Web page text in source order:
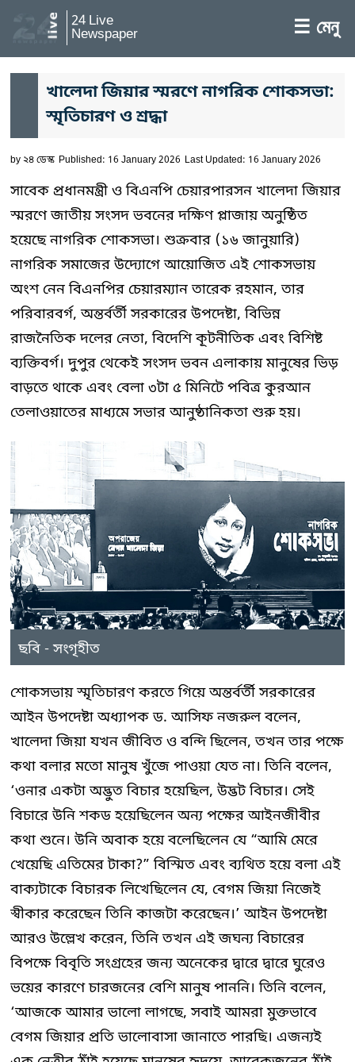
24 Live
Newspaper ☰ মেনু
খালেদা জিয়ার স্মরণে নাগরিক শোকসভা:
স্মৃতিচারণ ও শ্রদ্ধা
by২৪ ডেস্ক Published: 16 January 2026 Last Updated: 16 January 2026
সাবেক প্রধানমন্ত্রী ও বিএনপি চেয়ারপারসন খালেদা জিয়ার
স্মরণে জাতীয় সংসদ ভবনের দক্ষিণ প্লাজায় অনুষ্ঠিত
হয়েছে নাগরিক শোকসভা। শুক্রবার (১৬ জানুয়ারি)
নাগরিক সমাজের উদ্যোগে আয়োজিত এই শোকসভায়
অংশ নেন বিএনপির চেয়ারম্যান তারেক রহমান, তার
পরিবারবর্গ, অন্তর্বর্তী সরকারের উপদেষ্টা, বিভিন্ন
রাজনৈতিক দলের নেতা, বিদেশি কূটনীতিক এবং বিশিষ্ট
ব্যক্তিবর্গ। দুপুর থেকেই সংসদ ভবন এলাকায় মানুষের ভিড়
বাড়তে থাকে এবং বেলা ৩টা ৫ মিনিটে পবিত্র কুরআন
তেলাওয়াতের মাধ্যমে সভার আনুষ্ঠানিকতা শুরু হয়।
ছবি - সংগৃহীত
শোকসভায় স্মৃতিচারণ করতে গিয়ে অন্তর্বর্তী সরকারের
আইন উপদেষ্টা অধ্যাপক ড. আসিফ নজরুল বলেন,
খালেদা জিয়া যখন জীবিত ও বন্দি ছিলেন, তখন তার পক্ষে
কথা বলার মতো মানুষ খুঁজে পাওয়া যেত না। তিনি বলেন,
‘ওনার একটা অদ্ভুত বিচার হয়েছিল, উদ্ভট বিচার। সেই
বিচারে উনি শকড হয়েছিলেন অন্য পক্ষের আইনজীবীর
কথা শুনে। উনি অবাক হয়ে বলেছিলেন যে “আমি মেরে
খেয়েছি এতিমের টাকা?” বিস্মিত এবং ব্যথিত হয়ে বলা এই
বাক্যটাকে বিচারক লিখেছিলেন যে, বেগম জিয়া নিজেই
স্বীকার করেছেন তিনি কাজটা করেছেন।’ আইন উপদেষ্টা
আরও উল্লেখ করেন, তিনি তখন এই জঘন্য বিচারের
বিপক্ষে বিবৃতি সংগ্রহের জন্য অনেকের দ্বারে দ্বারে ঘুরেও
ভয়ের কারণে চারজনের বেশি মানুষ পাননি। তিনি বলেন,
‘আজকে আমার ভালো লাগছে, সবাই আমরা মুক্তভাবে
বেগম জিয়ার প্রতি ভালোবাসা জানাতে পারছি। এজন্যই